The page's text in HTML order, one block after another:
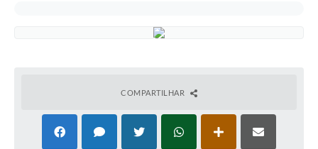
COMPARTILHAR